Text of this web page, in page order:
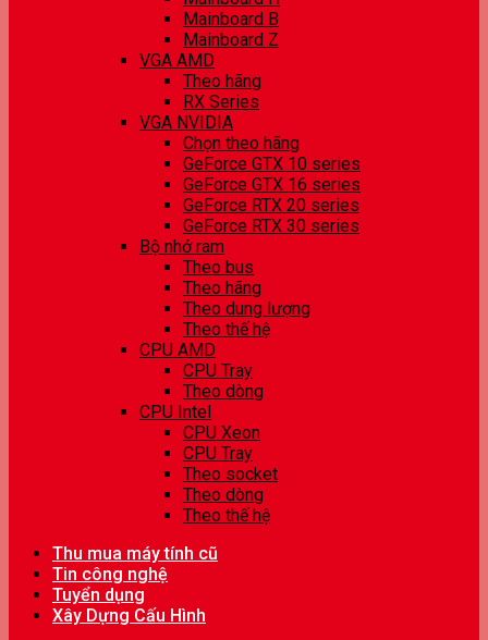
Mainboard B
Mainboard Z
VGA AMD
Theo hãng
RX Series
VGA NVIDIA
Chọn theo hãng
GeForce GTX 10 series
GeForce GTX 16 series
GeForce RTX 20 series
GeForce RTX 30 series
Bộ nhớ ram
Theo bus
Theo hãng
Theo dung lượng
Theo thế hệ
CPU AMD
CPU Tray
Theo dòng
CPU Intel
CPU Xeon
CPU Tray
Theo socket
Theo dòng
Theo thế hệ
Thu mua máy tính cũ
Tin công nghệ
Tuyển dụng
Xây Dựng Cấu Hình